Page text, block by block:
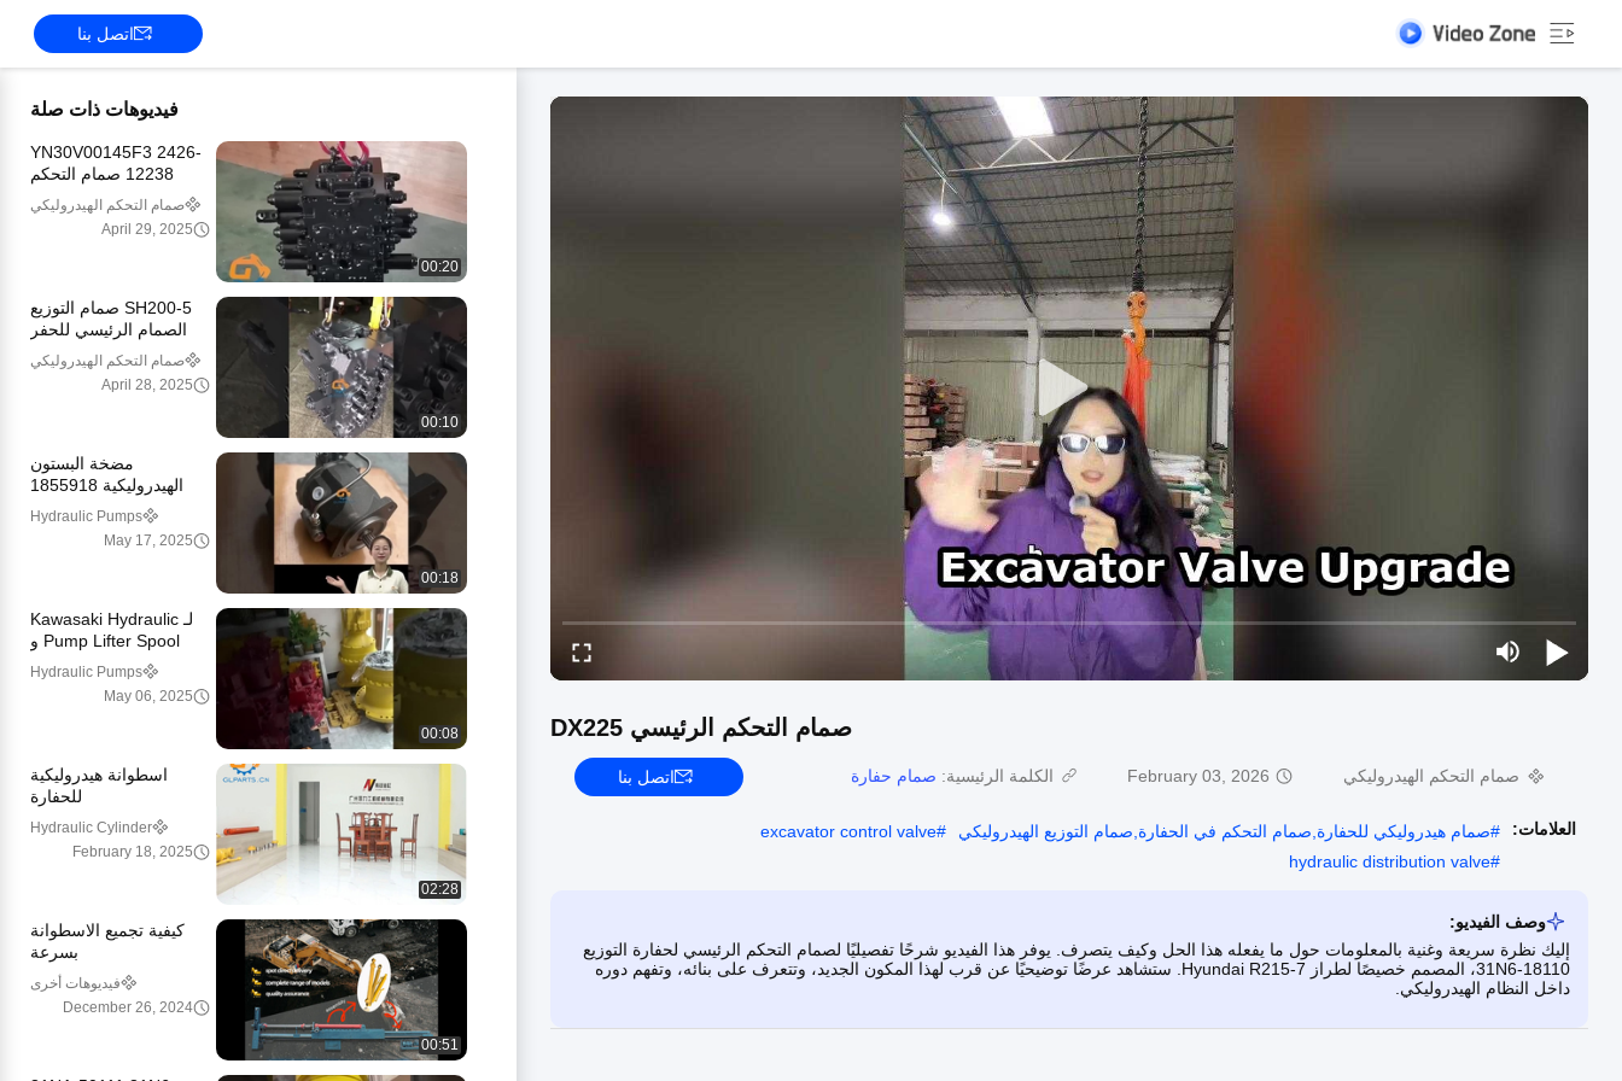
اتصل بنا
صمام التحكم الرئيسي DX225
صمام التحكم الهيدروليكي February 03, 2026 الكلمة الرئيسية: صمام حفارة اتصل بنا
العلامات: #صمام هيدروليكي للحفارة,صمام التحكم في الحفارة,صمام التوزيع الهيدروليكي #
excavator control valve
#
hydraulic distribution valve
وصف الفيديو:
إليك نظرة سريعة وغنية بالمعلومات حول ما يفعله هذا الحل وكيف يتصرف. يوفر هذا الفيديو شرحًا تفصيليًا لصمام التحكم الرئيسي لحفارة التوزيع
31N6-18110، المصمم خصيصًا لطراز Hyundai R215-7. ستشاهد عرضًا توضيحيًا عن قرب لهذا المكون الجديد، وتتعرف على بنائه، وتفهم دوره
داخل النظام الهيدروليكي.
فيديوهات ذات صلة
00:20
YN30V00145F3 2426-
12238 صمام التحكم
الرئيسي للحفر SK200
SK210LC-10 SK260-10
SK200-10
صمام التحكم الهيدروليكي
April 29, 2025
00:10
SH200-5 صمام التوزيع
الصمام الرئيسي للحفر
Sumitomo
صمام التحكم الهيدروليكي
April 28, 2025
00:18
مضخة البستون
الهيدروليكية 1855918
244-2228 224-6369
لجهاز الحفر E428D 420D
Hydraulic Pumps
May 17, 2025
00:08
لـ Kawasaki Hydraulic
Pump Lifter Spool و
Lifter ، ربيع الصمام ،
أجزاء احتياطية للضخة
على الحفرة
Hydraulic Pumps
May 06, 2025
02:28
اسطوانة هيدروليكية
للحفارة
Hydraulic Cylinder
February 18, 2025
00:51
كيفية تجميع الاسطوانة
بسرعة
فيديوهات أخرى
December 26, 2024